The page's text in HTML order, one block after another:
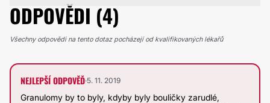
ODPOVĚDI (4)
Všechny odpovědi na tento dotaz pocházejí od kvalifikovaných lékařů
NEJLEPŠÍ ODPOVĚĎ·5. 11. 2019
Granulomy by to byly, kdyby byly bouličky zarudlé,